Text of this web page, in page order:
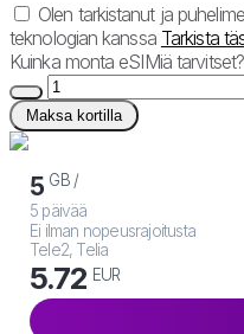
Olen tarkistanut ja
teknologian kanssa Tarkista
Kuinka monta eSIMiä tarvitset?
Maksa kortilla
5 GB /
5 päivää
Ei ilman nopeusrajoitusta
Tele2, Telia
5.72 EUR